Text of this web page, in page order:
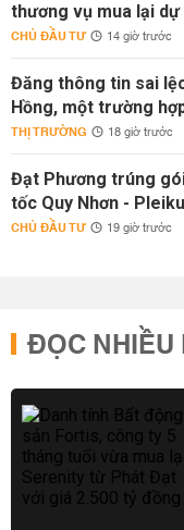
thương vụ mua lại
CHỦ ĐẦU TƯ 14 giờ trước
Đăng thông tin sai
Hồng, một trường
THỊ TRƯỜNG 18 giờ trước
Đạt Phương trúng
tốc Quy Nhơn - Pleiku
CHỦ ĐẦU TƯ 19 giờ trước
ĐỌC NHIỀU